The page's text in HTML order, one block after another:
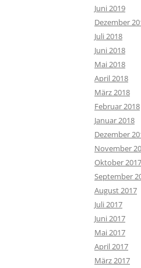
Juni 2019
Dezember
Juli 2018
Juni 2018
Mai 2018
April 2018
März 2018
Februar 2018
Januar 2018
Dezember
November
Oktober 2017
September
August 2017
Juli 2017
Juni 2017
Mai 2017
April 2017
März 2017